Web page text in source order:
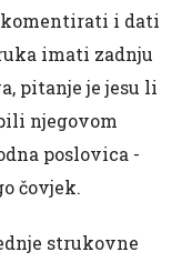
komentirati i dati
imati zadnju
pitanje je jesu li
njegovom
poslovica -
čovjek.
strukovne